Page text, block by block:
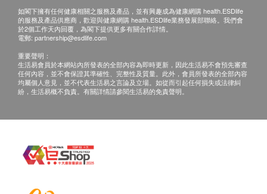
本服務/產品由商戶提供。生活易【健康網購
health.ESDlife】並沒有經營或提供本服務/產品。
有關此服務/產品的錯漏或延誤，或因使用此服務/
產品而引致的損失、損害、受傷或法律訴訟，健康
網購health.ESDlife概不負責。一切有關的索償或
查詢，須向提供服務之體檢中心或商戶提出。
如閣下擁有任何健康相關之服務及產品，並有興趣成為健康網購 health.ESDlife
的服務及產品供應商，歡迎與健康網購 health.ESDlife業務發展部聯絡。我們會
於2個工作天內回覆，為閣下提供更多有關合作詳情。
電郵: partnership@esdlife.com
重要聲明：
生活易會員於本網站內所發表的全部內容為即時更新，因此生活易不會預先審查
任何內容，並不會保證其準確性、完整性及質量。此外，會員所發表的全部內容
均屬個人意見，並不代表生活易之言論及立場。如從而引起任何損失或法律糾
紛，生活易概不負責。有關詳情請參閱生活易的免責聲明。